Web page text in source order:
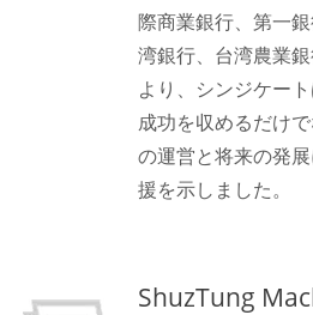
際商業銀行、第一
湾銀行、台湾農業
より、シンジケー
成功を収めるだけ
の運営と将来の発
援を示しました。
ShuzTung